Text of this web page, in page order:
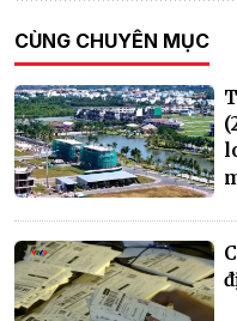
CÙNG CHUYÊN MỤC